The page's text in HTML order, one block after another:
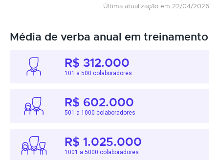
Última atualização em 22/04/2026
Média de verba anual em treinamento
R$ 312.000
101 a 500 colaboradores
R$ 602.000
501 a 1000 colaboradores
R$ 1.025.000
1001 a 5000 colaboradores